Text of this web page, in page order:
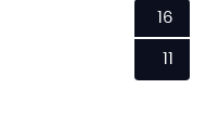
16